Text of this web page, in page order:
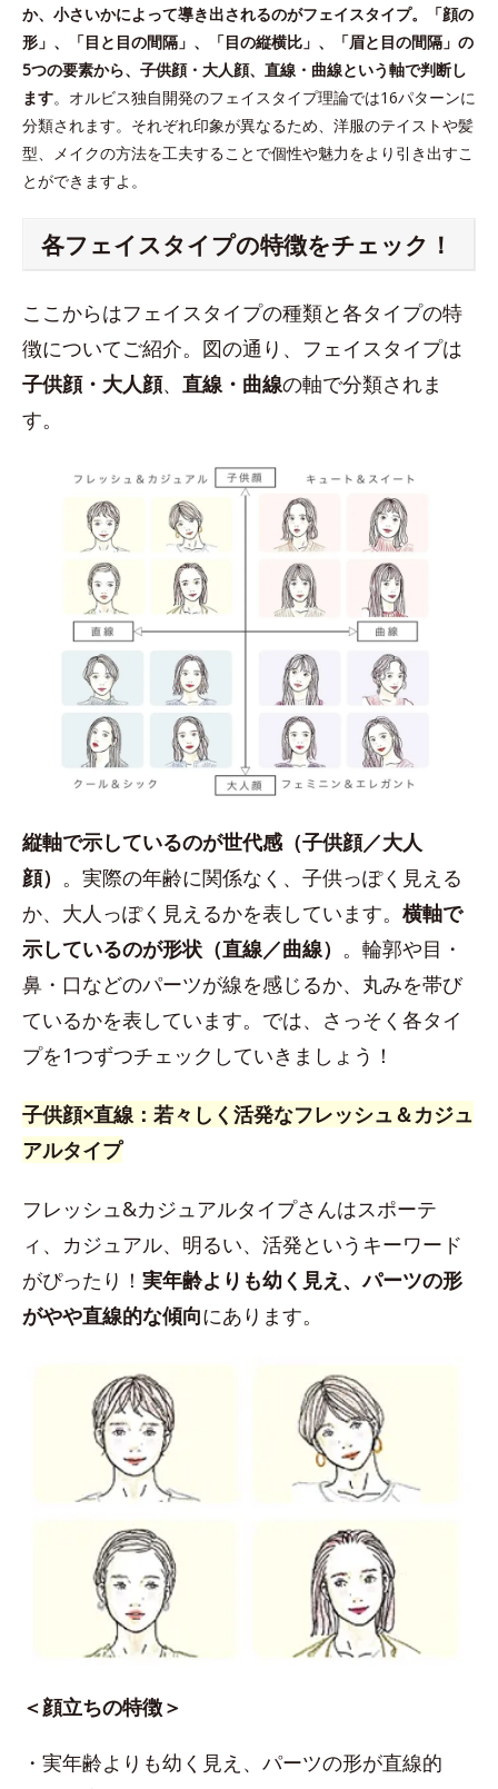
か、小さいかによって導き出されるのがフェイスタイプ。「顔の
形」、「目と目の間隔」、「目の縦横比」、「眉と目の間隔」の
5つの要素から、子供顔・大人顔、直線・曲線という軸で判断し
ます。オルビス独自開発のフェイスタイプ理論では16パターンに
分類されます。それぞれ印象が異なるため、洋服のテイストや髪
型、メイクの方法を工夫することで個性や魅力をより引き出すこ
とができますよ。
各フェイスタイプの特徴をチェック！
ここからはフェイスタイプの種類と各タイプの特
徴についてご紹介。図の通り、フェイスタイプは
子供顔・大人顔、 直線・曲線の軸で分類されま
す。
縦軸で示しているのが世代感（子供顔／大人
顔） 。実際の年齢に関係なく、子供っぽく見える
か、大人っぽく見えるかを表しています。 横軸で
示しているのが形状（直線／曲線） 。輪郭や目・
鼻・口などのパーツが線を感じるか、丸みを帯び
ているかを表しています。では、さっそく各タイ
プを1つずつチェックしていきましょう！
子供顔×直線：若々しく活発なフレッシュ＆カジュ
アルタイプ
フレッシュ&カジュアルタイプさんはスポーテ
ィ、カジュアル、明るい、活発というキーワード
がぴったり！ 実年齢よりも幼く見え、パーツの形
がやや直線的な傾向にあります。
＜顔立ちの特徴＞
・実年齢よりも幼く見え、パーツの形が直線的